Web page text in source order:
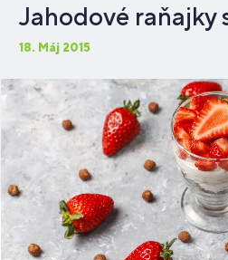
Jahodové raňajky
18. Máj 2015